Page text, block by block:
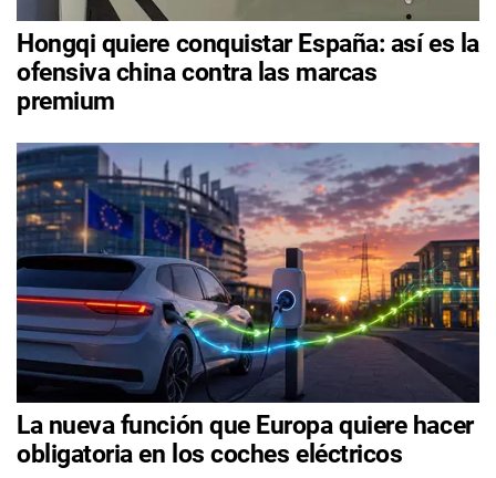
Hongqi quiere conquistar España: así es la
ofensiva china contra las marcas
premium
La nueva función que Europa quiere hacer
obligatoria en los coches eléctricos